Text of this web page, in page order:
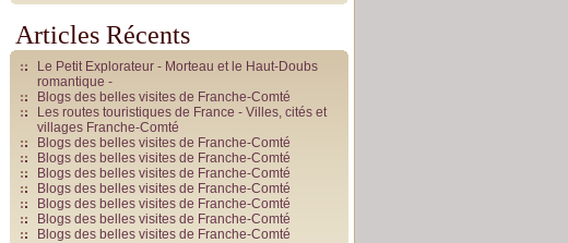
Articles Récents
Le Petit Explorateur - Morteau et le Haut-Doubs
romantique -
Blogs des belles visites de Franche-Comté
Les routes touristiques de France - Villes, cités et
villages Franche-Comté
Blogs des belles visites de Franche-Comté
Blogs des belles visites de Franche-Comté
Blogs des belles visites de Franche-Comté
Blogs des belles visites de Franche-Comté
Blogs des belles visites de Franche-Comté
Blogs des belles visites de Franche-Comté
Blogs des belles visites de Franche-Comté